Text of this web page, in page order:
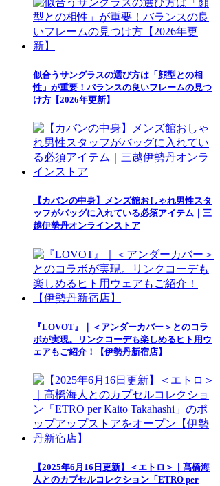
似合うサングラスの選び方は「顔型との相
性」が重要！バランスの良いフレームの見つ
け方【2026年更新】
【カバンの中身】メンズ館おしゃれ男性スタ
ッフがバッグに入れている必須アイテム｜三
越伊勢丹オンラインストア
『LOVOT』｜＜アンダーカバー＞とのコラ
ボが実現。リンクコーデも楽しめるヒト用ウ
ェアもご紹介！【伊勢丹新宿店】
【2025年6月16日更新】＜エトロ＞｜髙橋海
人とのカプセルコレクション「ETRO per